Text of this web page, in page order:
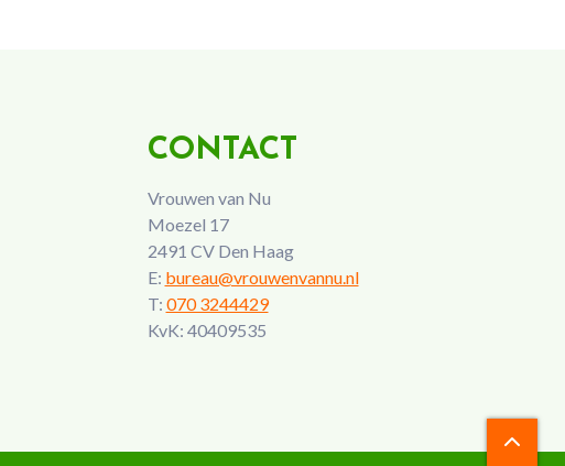
CONTACT
Vrouwen van Nu
Moezel 17
2491 CV Den Haag
E: bureau@vrouwenvannu.nl
T: 070 3244429
KvK: 40409535